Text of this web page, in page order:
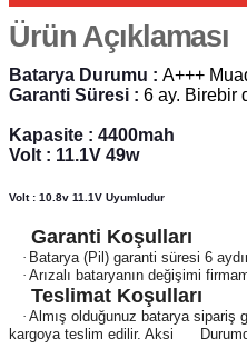
Ürün Açıklaması
Batarya Durumu : A+++
Garanti Süresi : 6 ay. Birebir
Kapasite : 4400mah
Volt : 11.1V 49w
Volt : 10.8v 11.1V Uyumludur
Garanti Koşulları
· Batarya (Pil) garanti süresi 6
· Arızalı bataryanın değişimi
Teslimat Koşulları
· Almış olduğunuz batarya sipariş
kargoya teslim edilir. Aksi